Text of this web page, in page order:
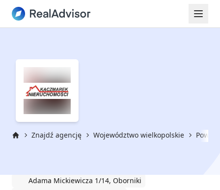
Znajdź agencję Województwo wielkopolskie
Adama Mickiewicza 1/14, Oborniki